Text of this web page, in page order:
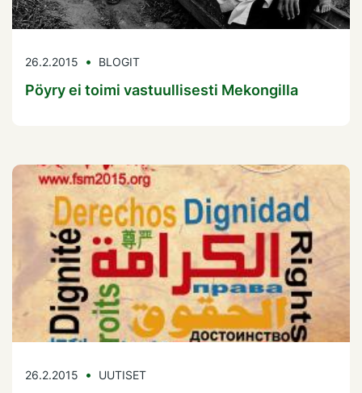
26.2.2015 BLOGIT
Pöyry ei toimi vastuullisesti Mekongilla
26.2.2015 UUTISET